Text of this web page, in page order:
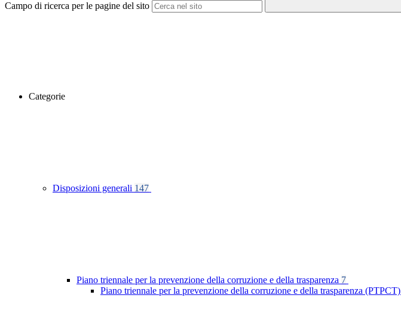
Campo di ricerca per le pagine del sito
Categorie
Disposizioni generali 147
Piano triennale per la prevenzione della corruzione e della trasparenza 7
Piano triennale per la prevenzione della corruzione e della trasparenza (PTPCT)